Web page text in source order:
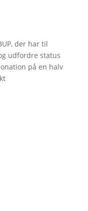
der har til
udfordre status
på en halv